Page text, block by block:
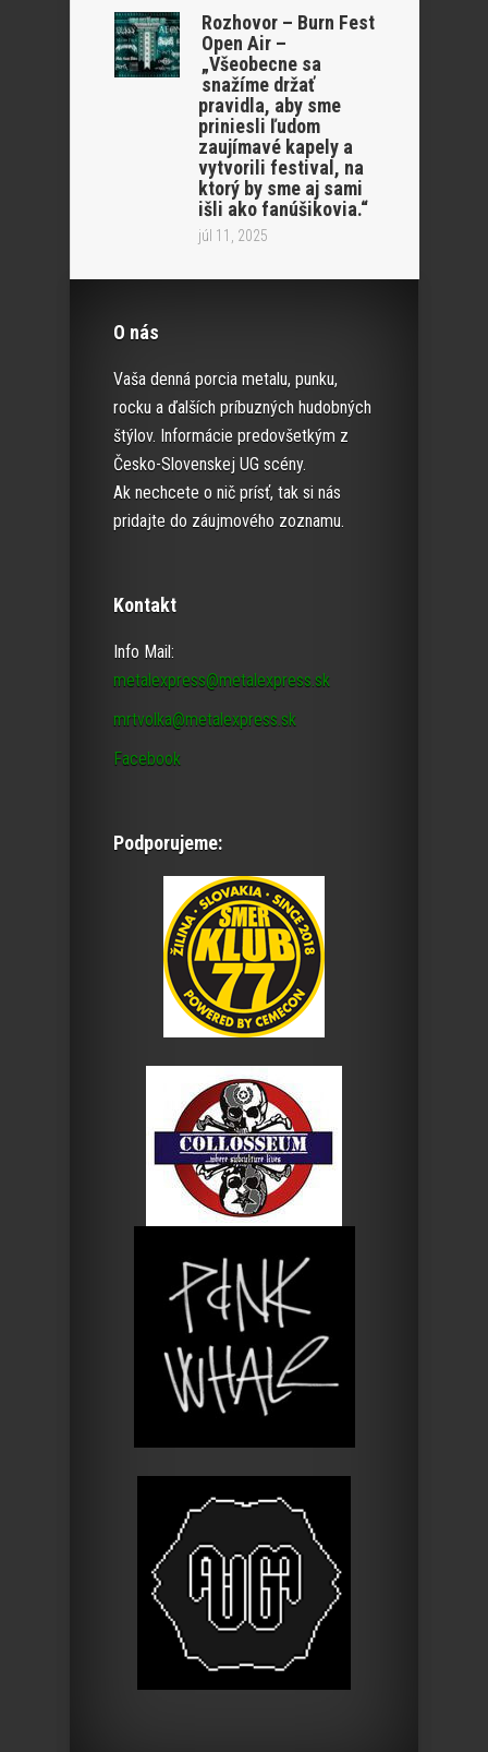
Rozhovor – Burn Fest
Open Air –
„Všeobecne sa
snažíme držať
pravidla, aby sme
priniesli ľudom
zaujímavé kapely a
vytvorili festival, na
ktorý by sme aj sami
išli ako fanúšikovia.“
júl 11, 2025
O nás
Vaša denná porcia metalu, punku,
rocku a ďalších príbuzných hudobných
štýlov. Informácie predovšetkým z
Česko-Slovenskej UG scény.
Ak nechcete o nič prísť, tak si nás
pridajte do záujmového zoznamu.
Kontakt
Info Mail:
metalexpress@metalexpress.sk
mrtvolka@metalexpress.sk
Facebook
Podporujeme: